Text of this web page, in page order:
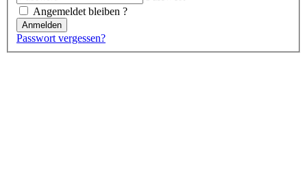
Angemeldet bleiben ?
Anmelden
Passwort vergessen?